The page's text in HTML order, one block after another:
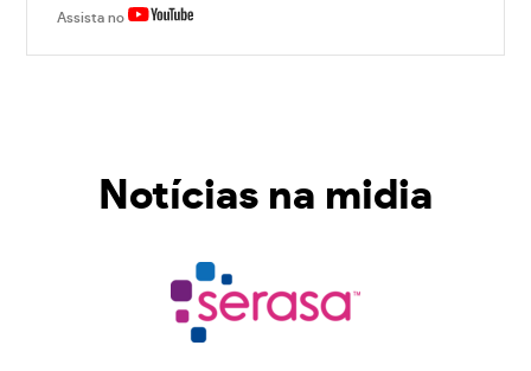
Assista no
Notícias na midia